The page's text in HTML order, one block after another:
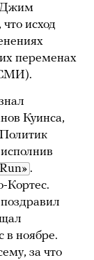
Джим
исход
переменах
Куинса,
.
Кортес.
в ноябре.
за что